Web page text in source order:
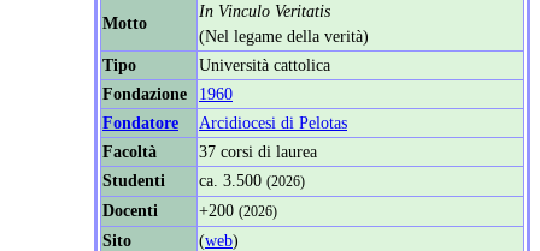
Motto
In Vinculo Veritatis
(Nel legame della verità)
Tipo
Università cattolica
Fondazione
1960
Fondatore
Arcidiocesi di Pelotas
Facoltà
37 corsi di laurea
Studenti
ca. 3.500 (2026)
Docenti +200 (2026)
Sito (web)